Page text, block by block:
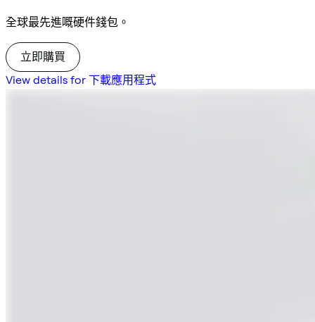
全球最先進嘅硬件錢包。
立即購買
View details for 下載應用程式